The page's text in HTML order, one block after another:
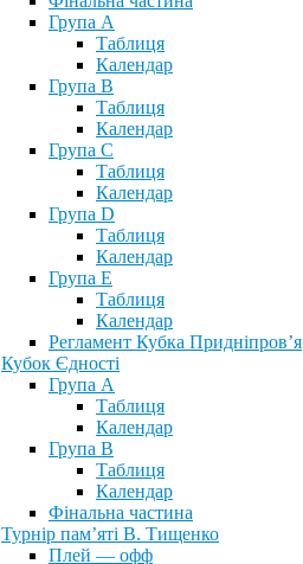
Група А
Таблиця
Календар
Група В
Таблиця
Календар
Група С
Таблиця
Календар
Група D
Таблиця
Календар
Група Е
Таблиця
Календар
Регламент Кубка Придніпров’я
Кубок Єдності
Група А
Таблиця
Календар
Група В
Таблиця
Календар
Фінальна частина
Турнір пам’яті В. Тищенко
Плей — офф